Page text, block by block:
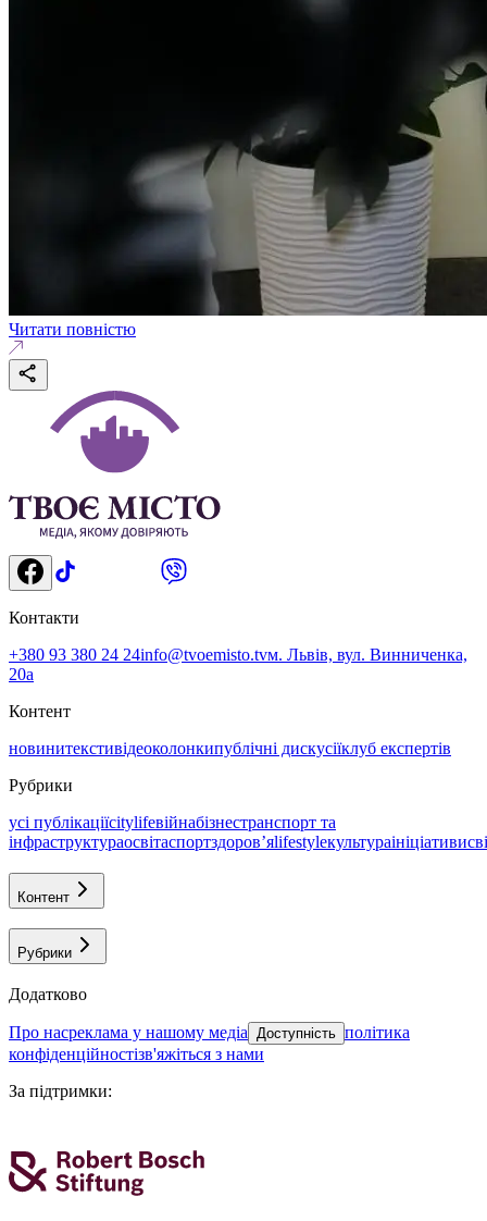
Читати повністю
Контакти
+380 93 380 24 24info@tvoemisto.tvм. Львів, вул. Винниченка,
20а
Контент
новинитекстивідеоколонкипублічні дискусіїклуб експертів
Рубрики
усі публікаціїcitylifeвійнабізнестранспорт та
інфраструктураосвітаспортздоровʼяlifestyleкультураініціативи
Контент
Рубрики
Додатково
про насреклама у нашому медіа Доступність політика
конфіденційностізв'яжіться з нами
За підтримки: